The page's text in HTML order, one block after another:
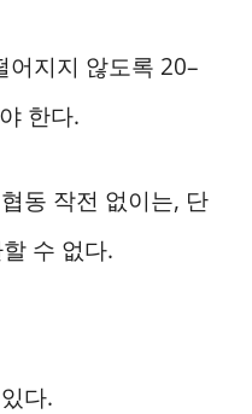
어지지 않도록 20–
한다.
동 작전 없이는, 단
수 없다.
다.